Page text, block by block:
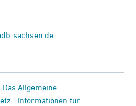
sachsen.de
Allgemeine
- Informationen für